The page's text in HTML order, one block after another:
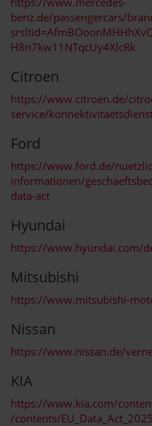
benz.de/passengercars/
H8n7kw11NTqcUy4XlcRk
Citroen
https://www.citroen.de/
service/
Ford
https://www.ford.de/
informationen/
data-act
Hyundai
https://www.hyundai.com/
Mitsubishi
https://www.mitsubishi-
Nissan
https://www.nissan.de/
KIA
https://www.kia.com/
/contents/